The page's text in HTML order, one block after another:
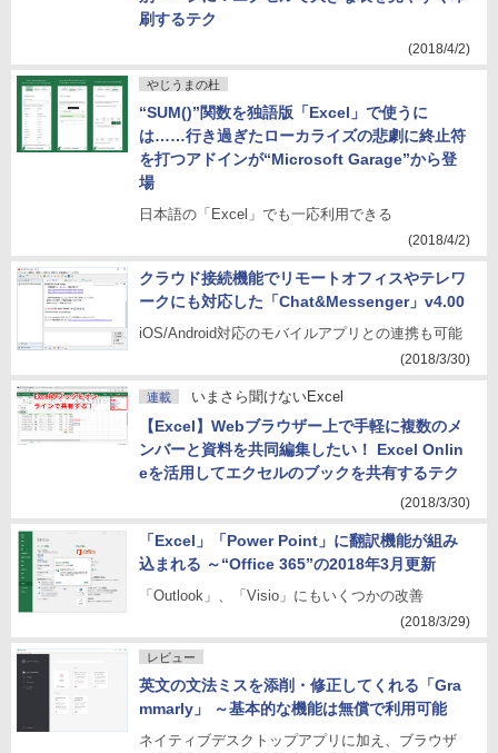
刷するテク
(2018/4/2)
やじうまの杜
“SUM()”関数を独語版「Excel」で使うに
は……行き過ぎたローカライズの悲劇に終止符
を打つアドインが“Microsoft Garage”から登
場
日本語の「Excel」でも一応利用できる
(2018/4/2)
クラウド接続機能でリモートオフィスやテレワ
ークにも対応した「Chat&Messenger」v4.00
iOS/Android対応のモバイルアプリとの連携も可能
(2018/3/30)
連載 いまさら聞けないExcel
【Excel】Webブラウザー上で手軽に複数のメ
ンバーと資料を共同編集したい！ Excel Onlin
eを活用してエクセルのブックを共有するテク
(2018/3/30)
「Excel」「Power Point」に翻訳機能が組み
込まれる ～“Office 365”の2018年3月更新
「Outlook」、「Visio」にもいくつかの改善
(2018/3/29)
レビュー
英文の文法ミスを添削・修正してくれる「Gra
mmarly」 ～基本的な機能は無償で利用可能
ネイティブデスクトップアプリに加え、ブラウザ